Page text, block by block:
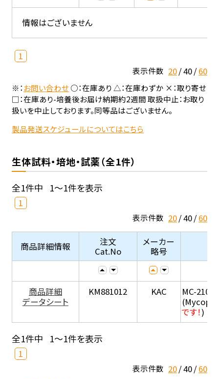
情報はございません
1
表示件数 20 40 60
※：お問い合わせ○：在庫あり △：在庫わずか ×：取り寄せ
□：在庫あり-培養後お届け納期約2週間 取扱中止：お取り
扱いを中止しております。同等品はございません。
製品発送スケジュールについてはこちら
生体試料・培地・試薬（全1件）
全1件中 1～1件を表示
1
表示件数 20 40 60
商品詳細情報
注文
Cat.No
メーカー
略号
商品詳細
データシート
KM881012 KAC
MC-210 (
です！)
全1件中 1～1件を表示
1
表示件数 20 40 60